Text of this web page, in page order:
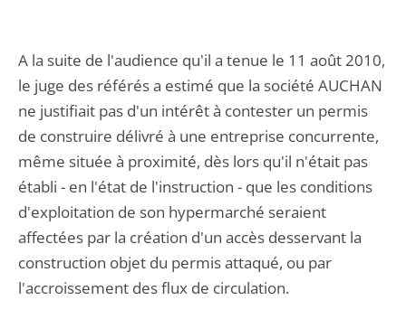
A la suite de l'audience qu'il a tenue le 11 août 2010,
le juge des référés a estimé que la société AUCHAN
ne justifiait pas d'un intérêt à contester un permis
de construire délivré à une entreprise concurrente,
même située à proximité, dès lors qu'il n'était pas
établi - en l'état de l'instruction - que les conditions
d'exploitation de son hypermarché seraient
affectées par la création d'un accès desservant la
construction objet du permis attaqué, ou par
l'accroissement des flux de circulation.